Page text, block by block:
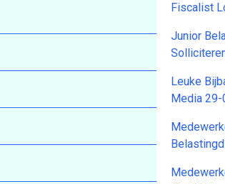
Fiscalist
Junior
Leuke
Media